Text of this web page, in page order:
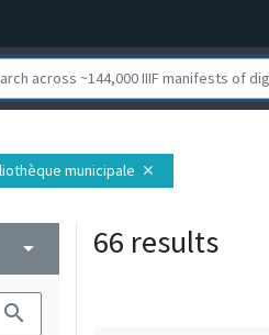
municipale close
arrow_drop_down
search
66 results